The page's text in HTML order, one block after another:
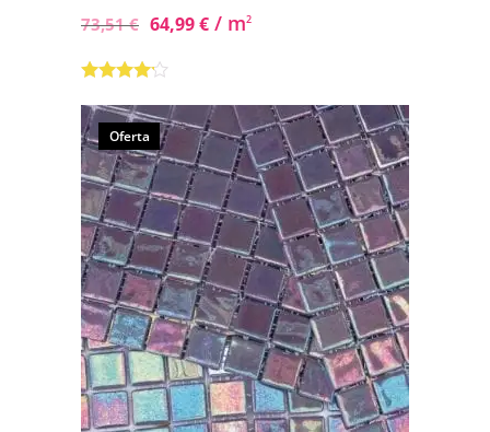
73,51€ 64,99€ / m2
con4.00
de 5Oferta